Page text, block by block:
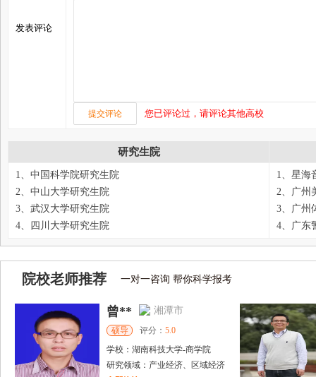
发表评论
您已评论过，请评论其他高校
研究生院
1、中国科学院研究生院
2、中山大学研究生院
3、武汉大学研究生院
4、四川大学研究生院
1、星海
2、广州
3、广州
4、广东
院校老师推荐 一对一咨询 帮你科学报考
曾** 湘潭市
硕导 评分： 5.0
学校： 湖南科技大学-商学院
研究领域： 产业经济、区域经济